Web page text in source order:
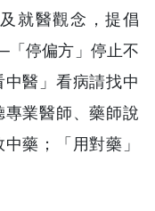
就醫觀念，提倡
「停偏方」停止不
醫」看病請找中
業醫師、藥師說
藥；「用對藥」